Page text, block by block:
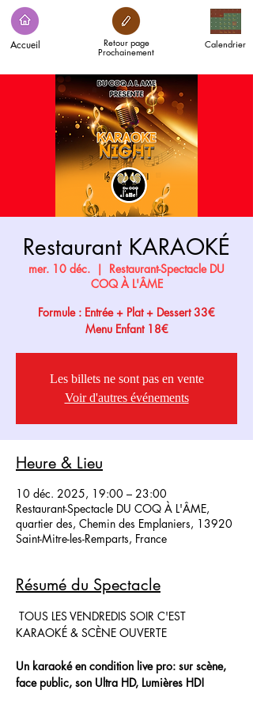
Accueil Calendrier
Retour page
Prochainement
Restaurant KARAOKÉ
mer. 10 déc.
  |
Restaurant-Spectacle DU
COQ À L'ÂME
Formule : Entrée + Plat + Dessert 33€
Menu Enfant 18€
Les billets ne sont pas en vente
Voir d'autres événements
Heure & Lieu
10 déc. 2025, 19:00 – 23:00
Restaurant-Spectacle DU COQ À L'ÂME,
quartier des, Chemin des Emplaniers, 13920
Saint-Mitre-les-Remparts, France
Résumé du Spectacle
TOUS LES VENDREDIS SOIR C'EST
KARAOKÉ & SCÈNE OUVERTE
Un karaoké en condition live pro: sur scène,
face public, son Ultra HD, Lumières HD!